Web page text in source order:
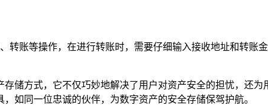
转账等操作，在进行转账时，需要仔细输入接收地址和转账
储方式，它不仅巧妙地解决了用户对资产安全的担忧，还
如同一位忠诚的伙伴，为数字资产的安全存储保驾护航。